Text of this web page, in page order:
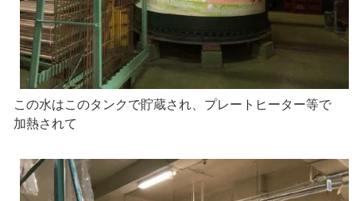
この水はこのタンクで貯蔵され、プレートヒーター等で
加熱されて